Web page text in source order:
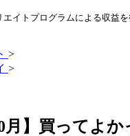
イトプログラムによる収益
>
>
月】買ってよ